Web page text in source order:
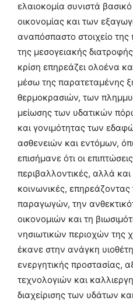
ελαιοκομία συνιστά
οικονομίας και των
αναπόσπαστο στοιχείο της
της μεσογειακής
κρίση επηρεάζει ολοένα
μέσω της παρατεταμένης
θερμοκρασιών, των
μείωσης των υδατικών
και γονιμότητας των
ασθενειών και εντόμων,
επισήμανε ότι οι
περιβαλλοντικές, αλλά και
κοινωνικές, επηρεάζοντας
παραγωγών, την
οικονομιών και τη
νησιωτικών περιοχών της
έκανε στην ανάγκη
ενεργητικής προστασίας,
τεχνολογιών και
διαχείρισης των υδάτων